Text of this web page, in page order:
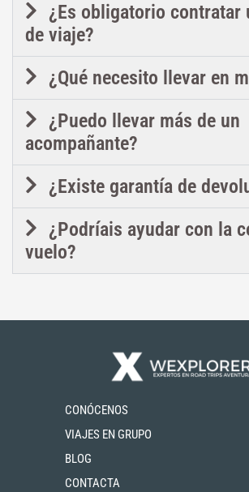
¿Es obligatorio contratar
de viaje?
¿Qué necesito llevar en
¿Puedo llevar más de un
acompañante?
¿Existe garantía de
¿Podríais ayudar con la
vuelo?
CONÓCENOS
VIAJES EN GRUPO
BLOG
CONTACTA